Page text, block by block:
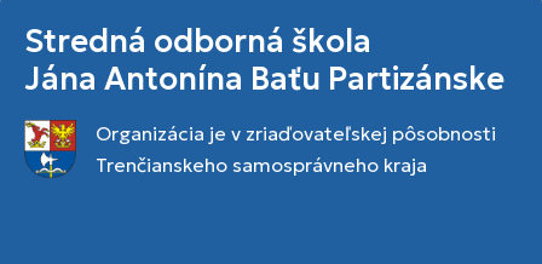
Stredná odborná škola
Jána Antonína Baťu Partizánske
Organizácia je v zriaďovateľskej pôsobnosti
Trenčianskeho samosprávneho kraja